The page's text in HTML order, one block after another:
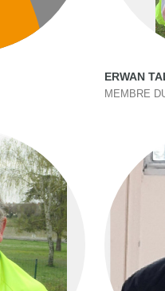
ERWAN
MEMBRE